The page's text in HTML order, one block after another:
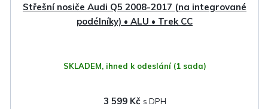
Střešní nosiče Audi Q5 2008-2017 (na integrované
podélníky) • ALU • Trek CC
SKLADEM, ihned k odeslání (1 sada)
3 599 Kč